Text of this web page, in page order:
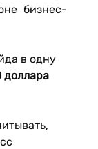
бизнес-
в одну
доллара